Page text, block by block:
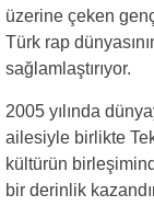
üzerine çeken
Türk rap
sağlamlaştırıyor.
2005 yılında
ailesiyle birlikte
kültürün
bir derinlik